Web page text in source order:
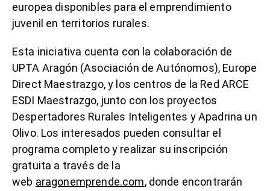
europea disponibles para el emprendimiento
juvenil en territorios rurales.
Esta iniciativa cuenta con la colaboración de
UPTA Aragón (Asociación de Autónomos), Europe
Direct Maestrazgo, y los centros de la Red ARCE
ESDI Maestrazgo, junto con los proyectos
Despertadores Rurales Inteligentes y Apadrina un
Olivo. Los interesados pueden consultar el
programa completo y realizar su inscripción
gratuita a través de la
web aragonemprende.com, donde encontrarán